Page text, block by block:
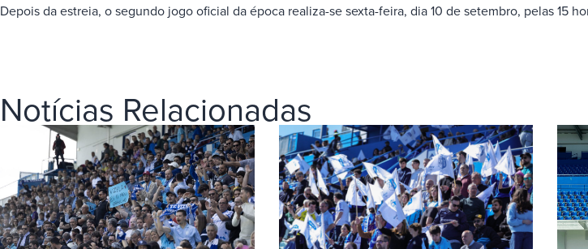
Depois da estreia, o segundo jogo oficial da época realiza-se sexta-feira, dia 10 de setembro, pelas 15
Notícias Relacionadas